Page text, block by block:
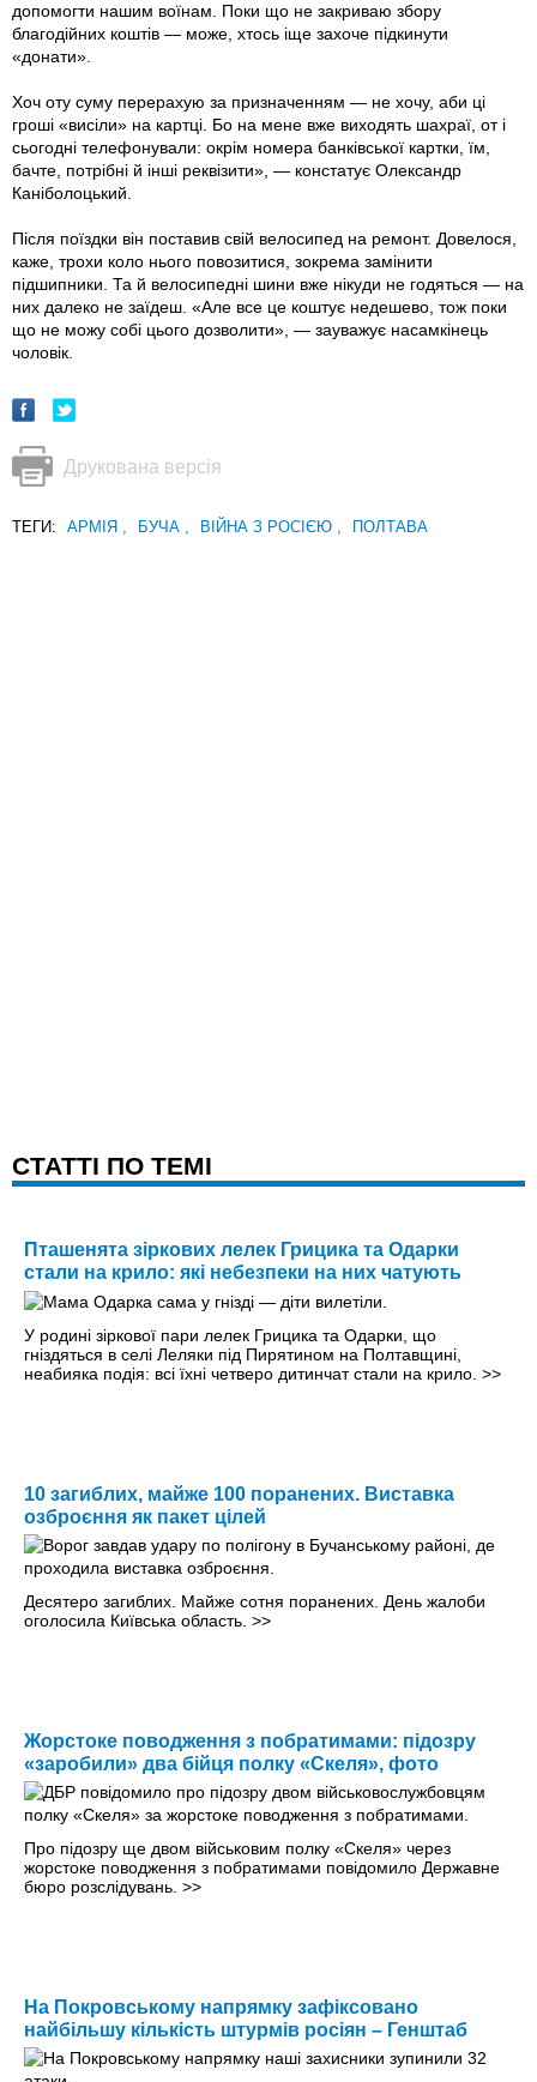
допомогти нашим воїнам. Поки що не закриваю збору
благодійних коштів — може, хтось іще захоче підкинути
«донати».
Хоч оту суму перерахую за призначенням — не хочу, аби ці
гроші «висіли» на картці. Бо на мене вже виходять шахраї, от і
сьогодні телефонували: окрім номера банківської картки, їм,
бачте, потрібні й інші реквізити», — констатує Олександр
Каніболоцький.
Після поїздки він поставив свій велосипед на ремонт. Довелося,
каже, трохи коло нього повозитися, зокрема замінити
підшипники. Та й велосипедні шини вже нікуди не годяться — на
них далеко не заїдеш. «Але все це коштує недешево, тож поки
що не можу собі цього дозволити», — зауважує насамкінець
чоловік.
Друкована версія
ТЕГИ: АРМІЯ , БУЧА , ВІЙНА З РОСІЄЮ , ПОЛТАВА
CТАТТІ ПО ТЕМІ
Пташенята зіркових лелек Грицика та Одарки
стали на крило: які небезпеки на них чатують
У родині зіркової пари лелек Грицика та Одарки, що
гніздяться в селі Леляки під Пирятином на Полтавщині,
неабияка подія: всі їхні четверо дитинчат стали на крило. >>
10 загиблих, майже 100 поранених. Виставка
озброєння як пакет цілей
Десятеро загиблих. Майже сотня поранених. День жалоби
оголосила Київська область. >>
Жорстоке поводження з побратимами: підозру
«заробили» два бійця полку «Скеля», фото
Про підозру ще двом військовим полку «Скеля» через
жорстоке поводження з побратимами повідомило Державне
бюро розслідувань. >>
На Покровському напрямку зафіксовано
найбільшу кількість штурмів росіян – Генштаб